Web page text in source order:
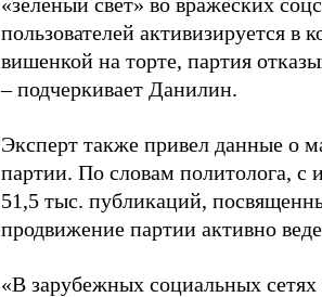
пользователей активизируется в
вишенкой на торте, партия
– подчеркивает Данилин.
Эксперт также привел данные о
партии. По словам политолога, с
51,5 тыс. публикаций,
продвижение партии активно
«В зарубежных социальных